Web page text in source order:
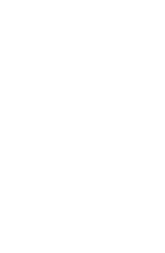
la literie